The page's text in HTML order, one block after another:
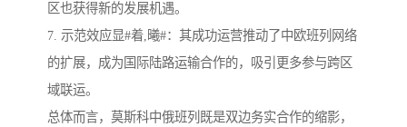
区也获得新的发展机遇。
7. 示范效应显#着,曦#：其成功运营推动了中欧班列网络
的扩展，成为国际陆路运输合作的，吸引更多参与跨区
域联运。
总体而言，莫斯科中俄班列既是双边务实合作的缩影，